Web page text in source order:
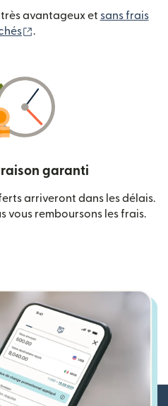
avantageux et sans frais
.
garanti
arriveront dans les délais.
vous remboursons les frais.